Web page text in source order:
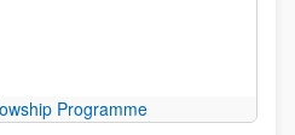
Programme